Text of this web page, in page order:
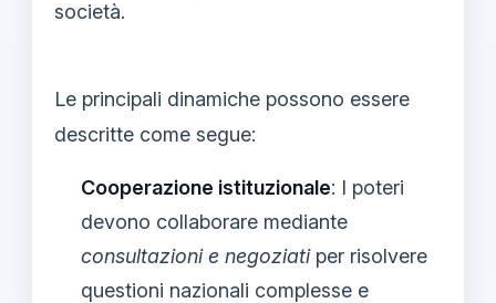
società.
Le principali dinamiche possono essere
descritte come segue:
Cooperazione istituzionale: I poteri
devono collaborare mediante
consultazioni e negoziatiper risolvere
questioni nazionali complesse e